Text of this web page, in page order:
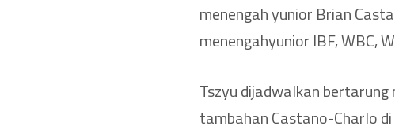
menengah yunior Brian
menengahyunior IBF, WBC,
Tszyu dijadwalkan
tambahan Castano-Charlo